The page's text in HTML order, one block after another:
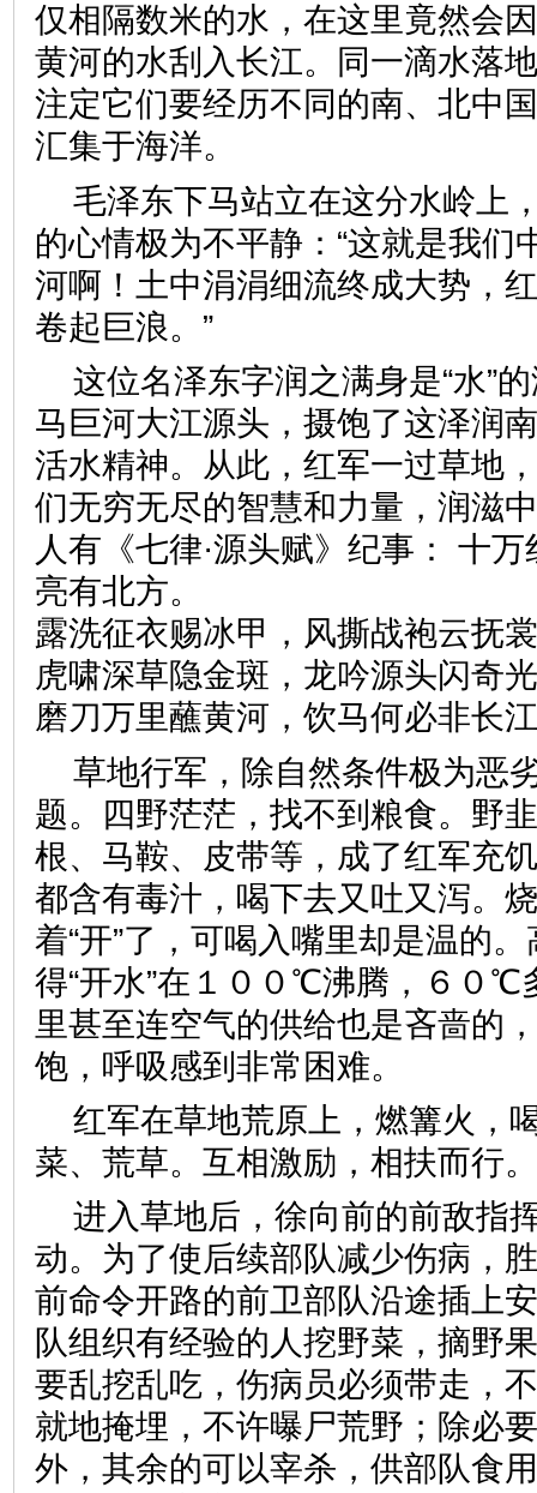
仅相隔数米的水，在这里竟然会
黄河的水刮入长江。同一滴水落
注定它们要经历不同的南、北中
汇集于海洋。
毛泽东下马站立在这分水岭上
的心情极为不平静：“这就是我们
河啊！土中涓涓细流终成大势，
卷起巨浪。”
这位名泽东字润之满身是“水”
马巨河大江源头，摄饱了这泽润
活水精神。从此，红军一过草地
们无穷无尽的智慧和力量，润滋
人有《七律·源头赋》纪事： 十
亮有北方。
露洗征衣赐冰甲，风撕战袍云抚
虎啸深草隐金斑，龙吟源头闪奇
磨刀万里蘸黄河，饮马何必非长
草地行军，除自然条件极为恶
题。四野茫茫，找不到粮食。野
根、马鞍、皮带等，成了红军充
都含有毒汁，喝下去又吐又泻。
着“开”了，可喝入嘴里却是温的
得“开水”在１００℃沸腾，６０℃
里甚至连空气的供给也是吝啬的
饱，呼吸感到非常困难。
红军在草地荒原上，燃篝火，
菜、荒草。互相激励，相扶而行。
进入草地后，徐向前的前敌指
动。为了使后续部队减少伤病，
前命令开路的前卫部队沿途插上
队组织有经验的人挖野菜，摘野
要乱挖乱吃，伤病员必须带走，
就地掩埋，不许曝尸荒野；除必
外，其余的可以宰杀，供部队食